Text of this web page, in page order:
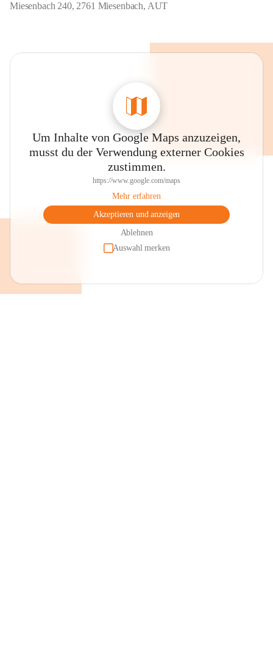
Miesenbach 240, 2761 Miesenbach, AUT
Um Inhalte von Google Maps anzuzeigen,
musst du der Verwendung externer Cookies
zustimmen.
https://www.google.com/maps
Mehr erfahren
Akzeptieren und anzeigen
Ablehnen
Auswahl merken